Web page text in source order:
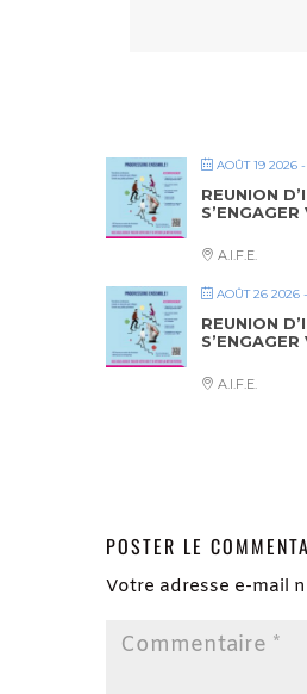
AOÛT 19 2026
REUNION
S’ENGAGER
A.I.F.E.
AOÛT 26 2026
REUNION
S’ENGAGER
A.I.F.E.
POSTER LE
Votre adresse e-mail